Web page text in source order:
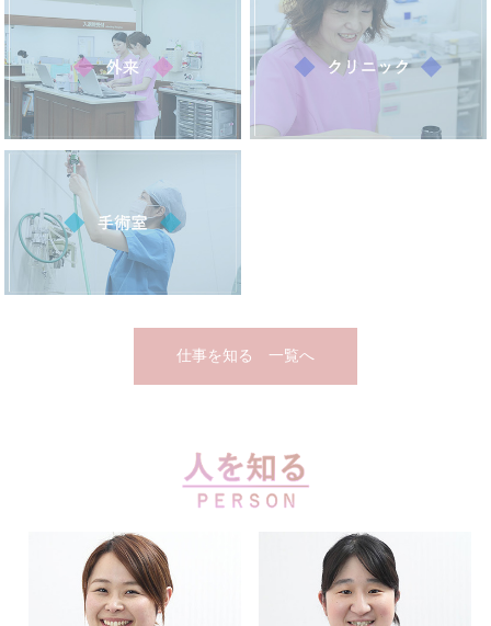
仕事を知る 一覧へ